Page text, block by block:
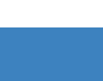
al